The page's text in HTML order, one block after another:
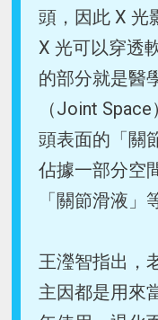
頭，因此 X 光
X 光可以穿透
的部分就是醫
（Joint
頭表面的「關
佔據一部分空
「關節滑液」
王瀅智指出，
主因都是用來